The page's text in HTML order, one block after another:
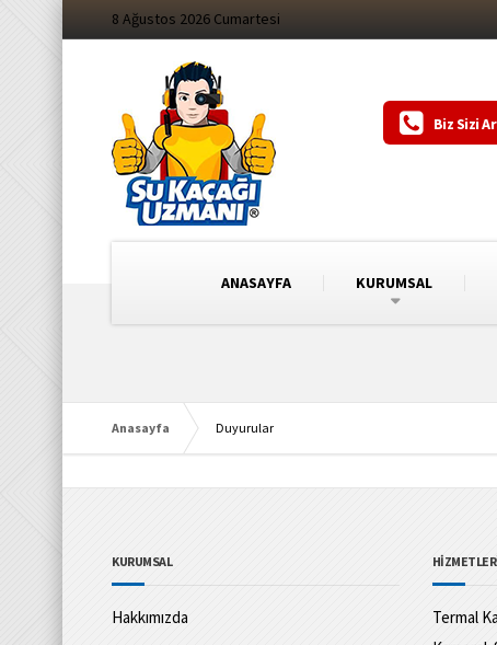
8 Ağustos 2026 Cumartesi
Biz Sizi
ANASAYFA KURUMSAL
Anasayfa Duyurular
KURUMSAL
Hakkımızda
Termal